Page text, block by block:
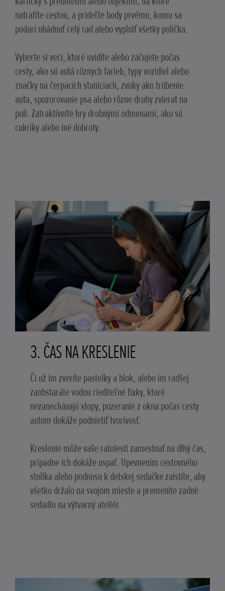
natrafíte cestou, a prideľte body prvému, komu sa
podarí uhádnuť celý rad alebo vyplniť všetky políčka.
Vyberte si veci, ktoré uvidíte alebo začujete počas
cesty, ako sú autá rôznych farieb, typy vozidiel alebo
značky na čerpacích staniciach, zvuky ako trúbenie
auta, spozorovanie psa alebo rôzne druhy zvierat na
poli. Zatraktívnite hry drobnými odmenami, ako sú
cukríky alebo iné dobroty.
3. ČAS NA KRESLENIE
Či už im zveríte pastelky a blok, alebo im radšej
zaobstaráte vodou riediteľné fixky, ktoré
nezanechávajú stopy, pozeranie z okna počas cesty
autom dokáže podnietiť tvorivosť.
Kreslenie môže vaše ratolesti zamestnať na dlhý čas,
prípadne ich dokáže uspať. Upevnením cestovného
stolíka alebo podnosu k detskej sedačke zaistíte, aby
všetko držalo na svojom mieste a premeníte zadné
sedadlo na výtvarný ateliér.